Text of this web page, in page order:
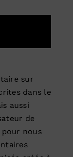
sur
dans le
aussi
de
nous